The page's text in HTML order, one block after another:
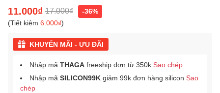
11.000₫ 17.000₫
-36%
(Tiết kiệm 6.000₫)
KHUYẾN MÃI - ƯU ĐÃI
Nhập mã THAGA freeship đơn từ 350k Sao chép
Nhập mã SILICON99K giảm 99k đơn hàng silicon Sao
chép